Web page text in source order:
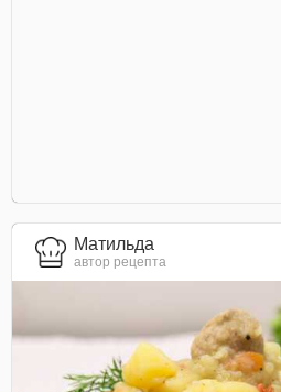
Матильда
автор рецепта